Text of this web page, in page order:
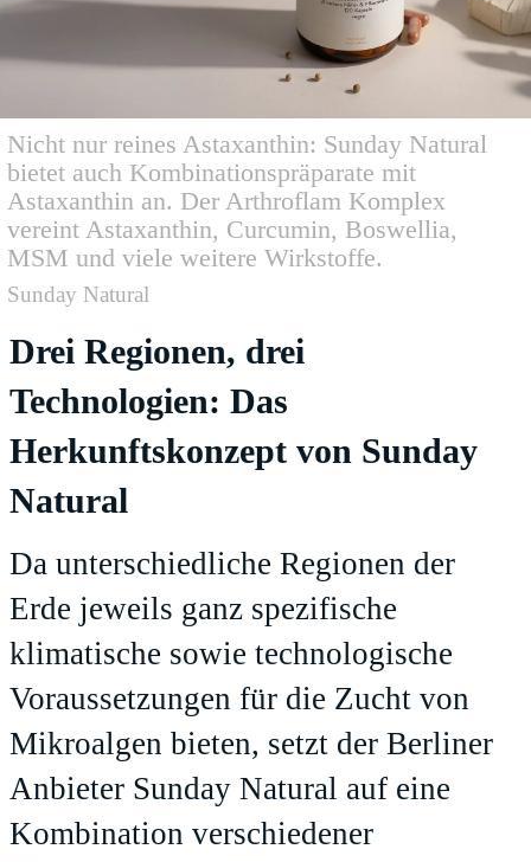
Nicht nur reines Astaxanthin: Sunday Natural
bietet auch Kombinationspräparate mit
Astaxanthin an. Der Arthroflam Komplex
vereint Astaxanthin, Curcumin, Boswellia,
MSM und viele weitere Wirkstoffe.
Sunday Natural
Drei Regionen, drei
Technologien: Das
Herkunftskonzept von Sunday
Natural
Da unterschiedliche Regionen der
Erde jeweils ganz spezifische
klimatische sowie technologische
Voraussetzungen für die Zucht von
Mikroalgen bieten, setzt der Berliner
Anbieter Sunday Natural auf eine
Kombination verschiedener